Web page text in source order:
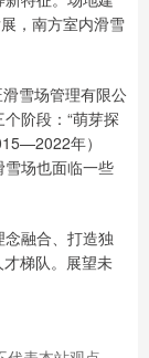
，南方室内滑雪
雪场管理有限公
阶段：“萌芽探
年）
雪场也面临一些
融合、打造独
梯队。展望未